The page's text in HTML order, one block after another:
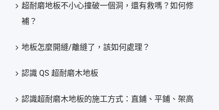
超耐磨地板不小心撞破一個洞，還有救嗎？如何修
補？
地板怎麼開縫/離縫了，該如何處理？
認識 QS 超耐磨木地板
認識超耐磨木地板的施工方式：直鋪、平鋪、架高